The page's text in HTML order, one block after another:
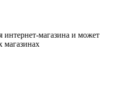
интернет-магазина и может
магазинах